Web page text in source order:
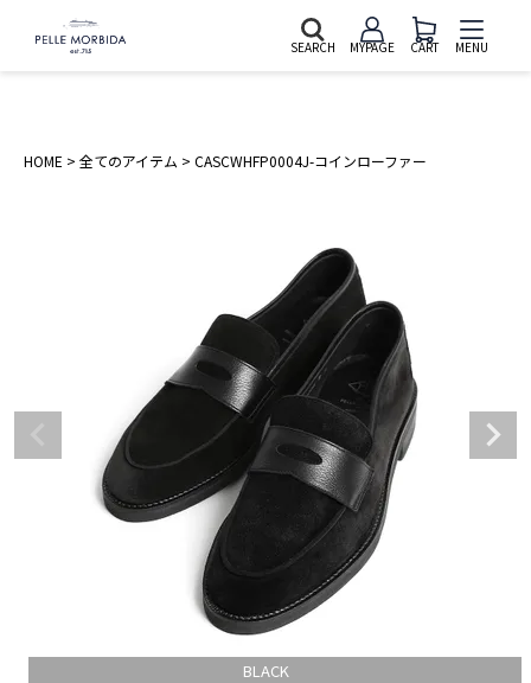
SEARCH MYPAGE CART MENU
HOME 全てのアイテム CASCWHFP0004J-コインローファー
BLACK